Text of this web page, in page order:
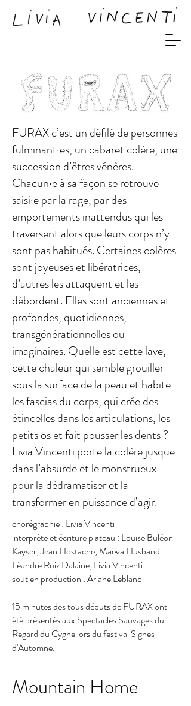
FURAX c’est un défilé de personnes
fulminant·es, un cabaret colère, une
succession d’êtres vénères.
Chacun·e à sa façon se retrouve
saisi·e par la rage, par des
emportements inattendus qui les
traversent alors que leurs corps n’y
sont pas habitués. Certaines colères
sont joyeuses et libératrices,
d’autres les attaquent et les
débordent. Elles sont anciennes et
profondes, quotidiennes,
transgénérationnelles ou
imaginaires. Quelle est cette lave,
cette chaleur qui semble grouiller
sous la surface de la peau et habite
les fascias du corps, qui crée des
étincelles dans les articulations, les
petits os et fait pousser les dents ?
Livia Vincenti porte la colère jusque
dans l’absurde et le monstrueux
pour la dédramatiser et la
transformer en puissance d’agir.
chorégraphie : Livia Vincenti
interprète et écriture plateau : Louise Buléon
Kayser, Jean Hostache, Maëva Husband
Léandre Ruiz Dalaine, Livia Vincenti
soutien production : Ariane Leblanc
15 minutes des tous débuts de FURAX ont
été présentés aux Spectacles Sauvages du
Regard du Cygne lors du festival Signes
d'Automne.
Mountain Home